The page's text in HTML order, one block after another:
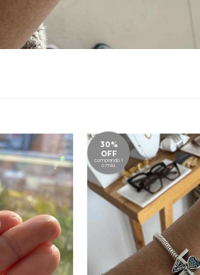
30%
OFF
comprando 1
o más